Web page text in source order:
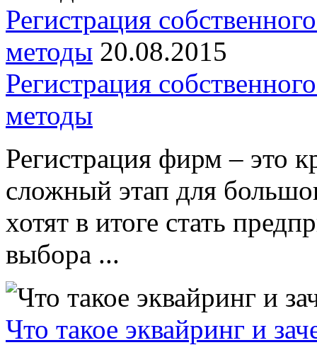
Регистрация
методы 20.08.2015
Регистрация
методы
Регистрация фирм – это
сложный этап для
хотят в итоге стать
выбора ...
Что такое эквайринг и